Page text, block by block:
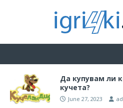
Да купувам ли
кучета?
June 27, 2023